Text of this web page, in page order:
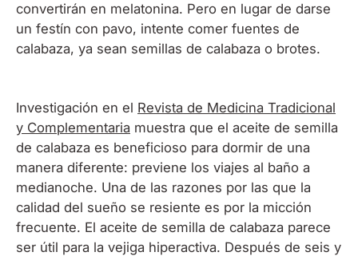
convertirán en melatonina. Pero en lugar de darse
un festín con pavo, intente comer fuentes de
calabaza, ya sean semillas de calabaza o brotes.
Investigación en el Revista de Medicina Tradicional
y Complementaria muestra que el aceite de semilla
de calabaza es beneficioso para dormir de una
manera diferente: previene los viajes al baño a
medianoche. Una de las razones por las que la
calidad del sueño se resiente es por la micción
frecuente. El aceite de semilla de calabaza parece
ser útil para la vejiga hiperactiva. Después de seis y